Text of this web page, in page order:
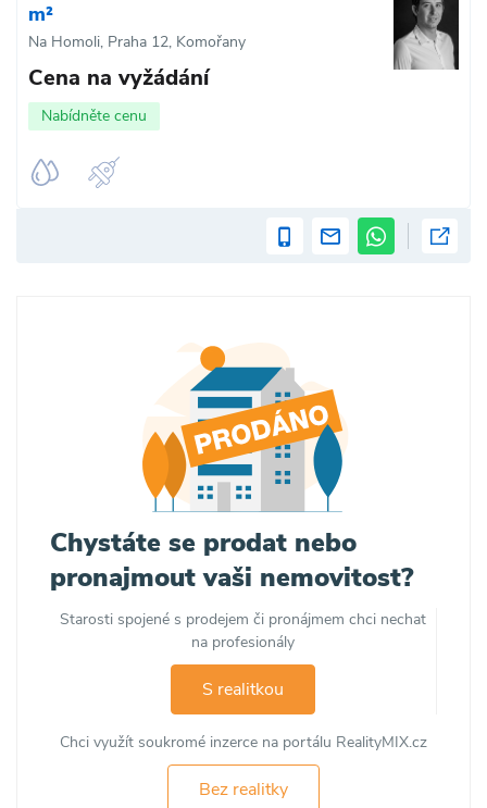
m²
Na Homoli, Praha 12, Komořany
Cena na vyžádání
Nabídněte cenu
Chystáte se prodat nebo
pronajmout vaši nemovitost?
Starosti spojené s prodejem či pronájmem chci nechat
na profesionály
S realitkou
Chci využít soukromé inzerce na portálu RealityMIX.cz
Bez realitky